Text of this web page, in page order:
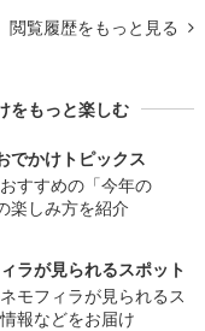
閲覧履歴をもっと見る
をもっと楽しむ
でかけトピックス
すすめの「今年の
楽しみ方を紹介
ラが見られるスポット
モフィラが見られるス
報などをお届け